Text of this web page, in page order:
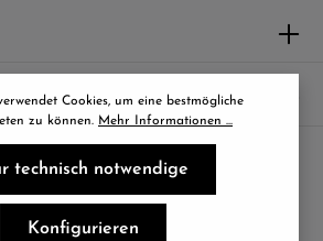
Cookies, um eine bestmögliche
zu können. Mehr Informationen ...
technisch notwendige
Konfigurieren